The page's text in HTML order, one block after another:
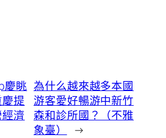
慶眺
提
濟
為什么越來越多本國
游客愛好暢游中新竹
森和診所國？（不雅
象臺）
→